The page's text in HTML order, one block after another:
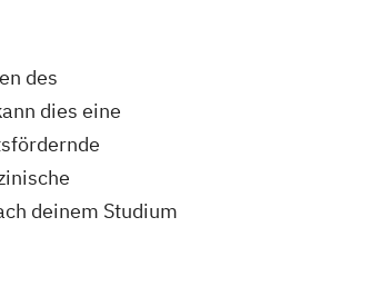
des
dies eine
deinem Studium